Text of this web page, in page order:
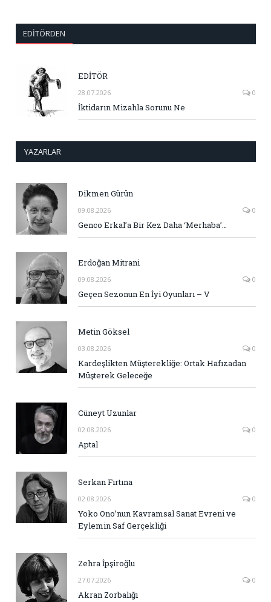
EDITÖRDEN
EDİTÖR
28.07.2026 0
İktidarın Mizahla Sorunu Ne
YAZARLAR
Dikmen Gürün
09.08.2026 0
Genco Erkal’a Bir Kez Daha ‘Merhaba’…
Erdoğan Mitrani
09.08.2026 0
Geçen Sezonun En İyi Oyunları – V
Metin Göksel
03.08.2026 0
Kardeşlikten Müşterekliğe: Ortak Hafızadan
Müşterek Geleceğe
Cüneyt Uzunlar
02.08.2026 0
Aptal
Serkan Fırtına
02.08.2026 0
Yoko Ono’nun Kavramsal Sanat Evreni ve
Eylemin Saf Gerçekliği
Zehra İpşiroğlu
27.07.2026 0
Akran Zorbalığı